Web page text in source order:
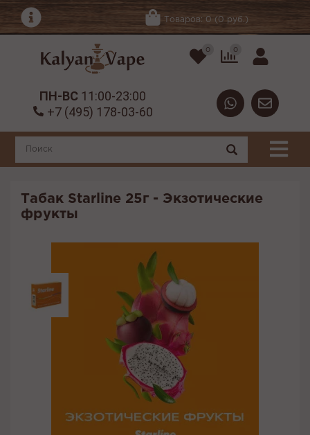
Товаров: 0 (0 руб.)
0 0
ПН-ВС 11:00-23:00
+7 (495) 178-03-60
Табак Starline 25г - Экзотические
фрукты